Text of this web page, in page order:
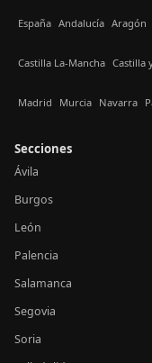
España Andalucía Aragón
Castilla La-Mancha Castilla
Madrid Murcia Navarra
Secciones
Ávila
Burgos
León
Palencia
Salamanca
Segovia
Soria